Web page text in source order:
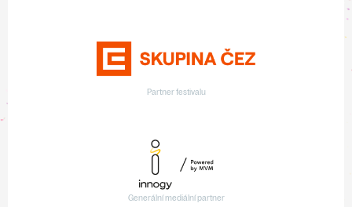
Partner festivalu
Generální mediální partner